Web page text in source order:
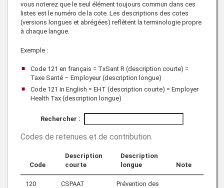
vous noterez que le seul élément toujours commun dans ces
listes est le numéro de la cote. Les descriptions des cotes
(versions longues et abrégées) reflètent la terminologie propre
à chaque langue.
Exemple :
Code 121 en français = TxSant R (description courte) =
Taxe Santé – Employeur (description longue)
Code 121 in English = EHT (description courte) = Employer
Health Tax (description longue)
Rechercher :
Codes de retenues et de contribution.
Code
Description
courte
Description
longue
Note
120 CSPAAT
Prévention des